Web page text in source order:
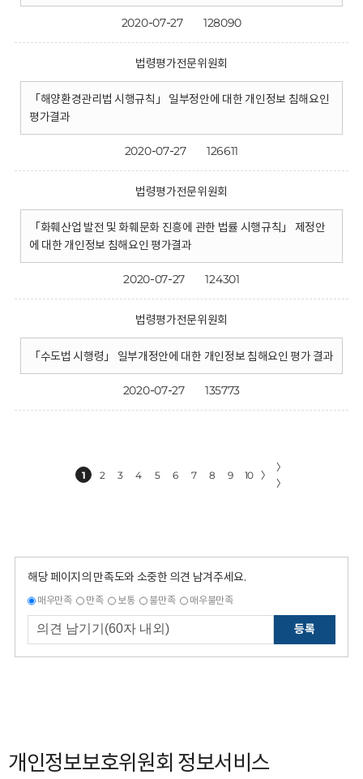
2020-07-27 128090
법령평가전문위원회
「해양환경관리법 시행규칙」 일부정안에 대한 개인정보 침해요인
평가결과
2020-07-27 126611
법령평가전문위원회
「화훼산업 발전 및 화훼문화 진흥에 관한 법률 시행규칙」 제정안
에 대한 개인정보 침해요인 평가결과
2020-07-27 124301
법령평가전문위원회
「수도법 시행령」 일부개정안에 대한 개인정보 침해요인 평가 결과
2020-07-27 135773
1 2 3 4 5 6 7 8 9 10 〉
〉
〉
해당 페이지의 만족도와 소중한 의견 남겨주세요.
매우만족 만족 보통 불만족 매우불만족
등록
개인정보보호위원회 정보서비스